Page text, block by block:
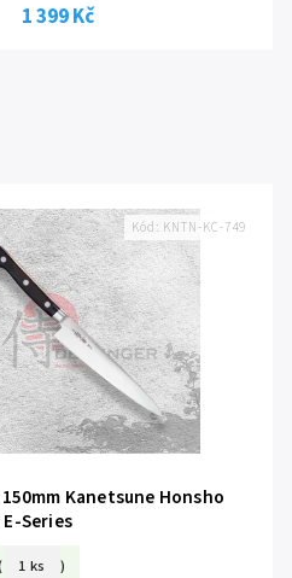
1 399 Kč
Kanetsune Honsho
Series
1 ks )
Kód: KNTN-KC-749